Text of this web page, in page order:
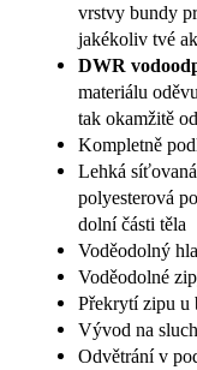
vrstvy bundy
jakékoliv tvé
DWR
materiálu
tak okamžitě
Kompletně
Lehká
polyesterová
dolní části těla
Voděodolný
Voděodolné
Překrytí zipu u
Vývod na
Odvětrání v